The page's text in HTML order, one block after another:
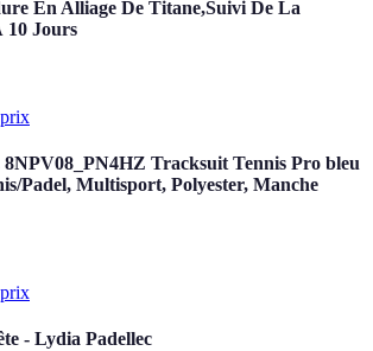
En Alliage De Titane,Suivi De La
10 Jours
Tracksuit Tennis Pro bleu
Padel, Multisport, Polyester, Manche
- Lydia Padellec